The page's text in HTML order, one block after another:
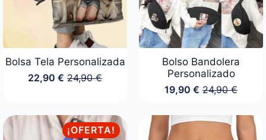
Bolsa Tela Personalizada
24,90€
El
era:
24,90 €.
22,90€ El
es:
22,90 €.
Bolso Bandolera
Personalizado
24,90€
El
original
19,90€ El
¡OFERTA!